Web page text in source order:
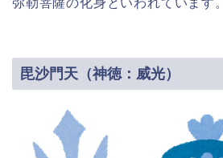
毘沙門天（神徳：威光）